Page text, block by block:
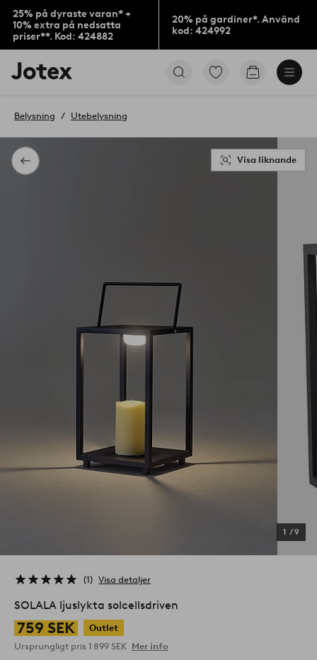
25% på dyraste varan* +
10% extra på nedsatta
priser**. Kod: 424882
20% på gardiner*. Använd
kod: 424992
Jotex
logotyp
till
Gå
Gå
Tillbaka
Belysning Utebelysning
1 /9
Visa liknande
1 Visa detaljer
SOLALA ljuslykta solcellsdriven
759 SEK
Outlet
Ursprungligt pris 1 899 SEK Mer info